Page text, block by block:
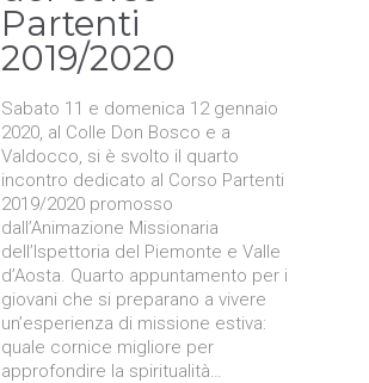
Partenti
2019/2020
Sabato 11 e domenica 12 gennaio
2020, al Colle Don Bosco e a
Valdocco, si è svolto il quarto
incontro dedicato al Corso Partenti
2019/2020 promosso
dall’Animazione Missionaria
dell’Ispettoria del Piemonte e Valle
d’Aosta. Quarto appuntamento per i
giovani che si preparano a vivere
un’esperienza di missione estiva:
quale cornice migliore per
approfondire la spiritualità…